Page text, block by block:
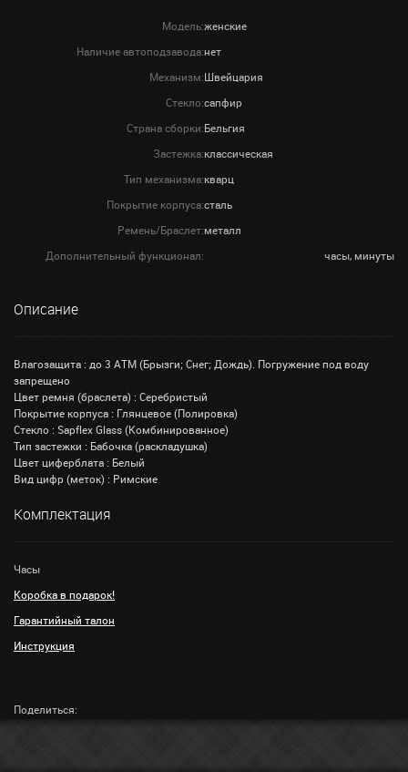
Модель:женские
Наличие автоподзавода:нет
Механизм:Швейцария
Стекло:сапфир
Страна сборки:Бельгия
Застежка:классическая
Тип механизма:кварц
Покрытие корпуса:сталь
Ремень/Браслет:металл
Дополнительный функционал:
часы, минуты
Описание
Влагозащита : до 3 АТМ (Брызги; Снег; Дождь). Погружение под воду
запрещено
Цвет ремня (браслета) : Серебристый
Покрытие корпуса : Глянцевое (Полировка)
Стекло : Sapflex Glass (Комбинированное)
Тип застежки : Бабочка (раскладушка)
Цвет циферблата : Белый
Вид цифр (меток) : Римские
Комплектация
Часы
Коробка в подарок!
Гарантийный талон
Инструкция
Поделиться: